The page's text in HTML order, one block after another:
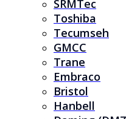
SRMTec
Toshiba
Tecumseh
GMCC
Trane
Embraco
Bristol
Hanbell